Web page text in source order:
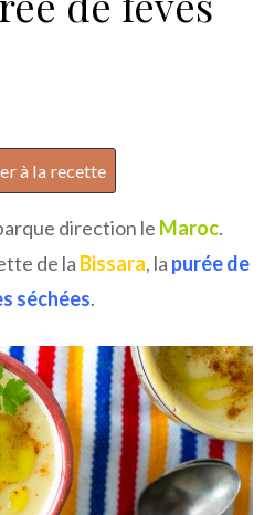
h
à la recette
direction le Maroc.
de la Bissara, la purée de
séchées.